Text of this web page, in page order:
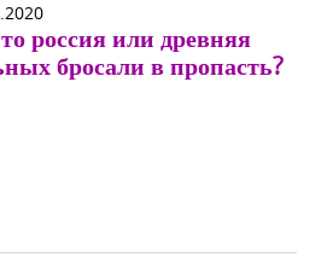
россия или древняя
бросали в пропасть?